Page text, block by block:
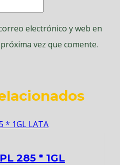
electrónico y web en
vez que comente.
285 * 1GL